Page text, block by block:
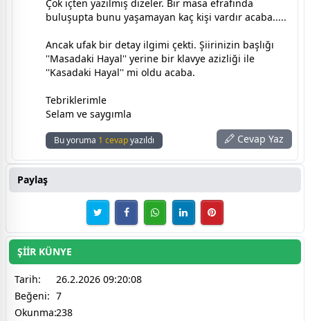
Çok içten yazılmış dizeler. Bir masa efrafında
buluşupta bunu yaşamayan kaç kişi vardır acaba.....
Ancak ufak bir detay ilgimi çekti. Şiirinizin başlığı
''Masadaki Hayal'' yerine bir klavye azizliği ile
''Kasadaki Hayal'' mi oldu acaba.
Tebriklerimle
Selam ve saygımla
Bu yoruma 1 cevapyazıldı Cevap Yaz
Paylaş
ŞİİR KÜNYE
Tarih:
26.2.2026 09:20:08
Beğeni: 7
Okunma:238